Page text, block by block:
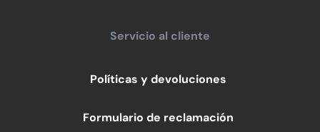
Servicio al cliente
Políticas y devoluciones
Formulario de reclamación